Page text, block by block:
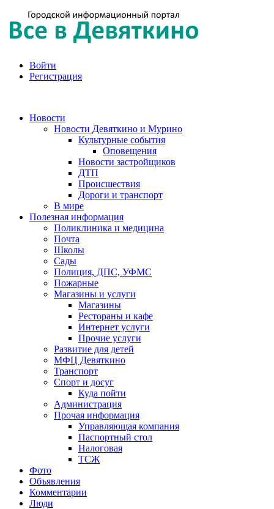
Войти
Регистрация
Новости
Новости Девяткино и Мурино
Культурные события
Оповещения
Новости застройщиков
ДТП
Происшествия
Дороги и транспорт
В мире
Полезная информация
Поликлиника и медицина
Почта
Школы
Сады
Полиция, ДПС, УФМС
Пожарные
Магазины и услуги
Магазины
Рестораны и кафе
Интернет услуги
Прочие услуги
Развитие для детей
МФЦ Девяткино
Транспорт
Спорт и досуг
Куда пойти
Администрация
Прочая информация
Управляющая компания
Паспортный стол
Налоговая
ТСЖ
Фото
Объявления
Комментарии
Люди